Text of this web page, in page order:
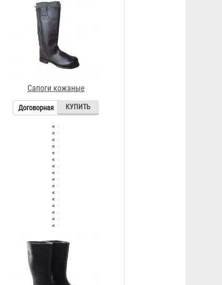
Сапоги специальные ПВХ
Договорная